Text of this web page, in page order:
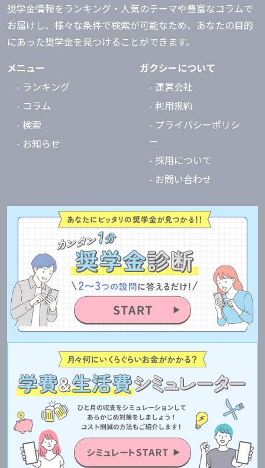
奨学金情報をランキング・人気のテーマや豊富なコラムで
お届けし、様々な条件で検索が可能なため、あなたの目的
にあった奨学金を見つけることができます。
メニュー
- ランキング
- コラム
- 検索
- お知らせ
ガクシーについて
- 運営会社
- 利用規約
- プライバシーポリシ
ー
- 採用について
- お問い合わせ